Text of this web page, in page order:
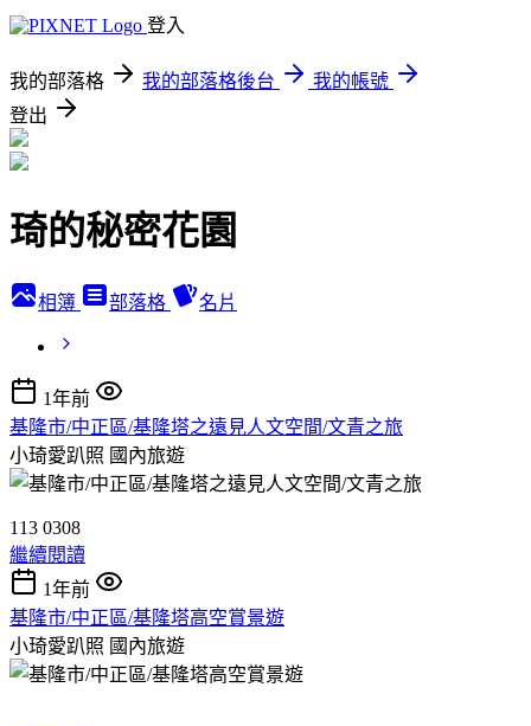
登入
我的部落格 我的部落格後台
我的帳號
登出
琦的秘密花園
相簿 部落格 名片
1年前
基隆市/中正區/基隆塔之遠見人文空間/文青之旅
小琦愛趴照 國內旅遊
113 0308
繼續閱讀
1年前
基隆市/中正區/基隆塔高空賞景遊
小琦愛趴照 國內旅遊